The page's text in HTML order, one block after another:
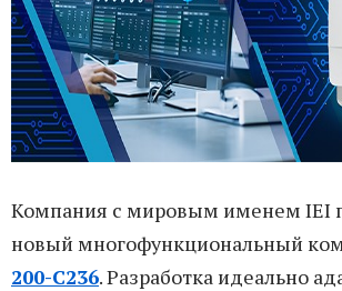
Компания с мировым именем IEI
новый многофункциональный
200-C236. Разработка идеально